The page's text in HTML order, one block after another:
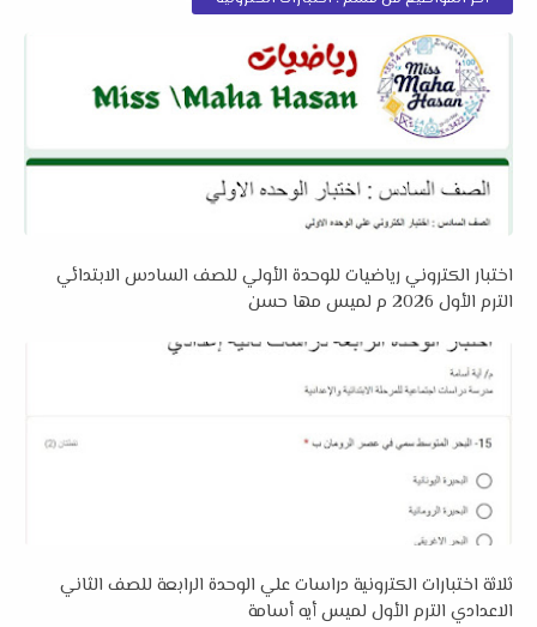
اختبار الكتروني رياضيات للوحدة الأولي للصف السادس الابتدائي
الترم الأول 2026 م لميس مها حسن
ثلاثة اختبارات الكترونية دراسات علي الوحدة الرابعة للصف الثاني
الاعدادي الترم الأول لميس أيه أسامة